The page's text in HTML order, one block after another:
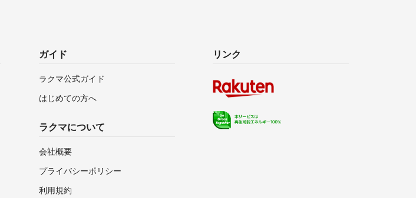
ガイド
ラクマ公式ガイド
はじめての方へ
ラクマについて
会社概要
プライバシーポリシー
利用規約
リンク